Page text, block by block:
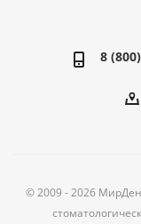
8
© 2009 - 2026